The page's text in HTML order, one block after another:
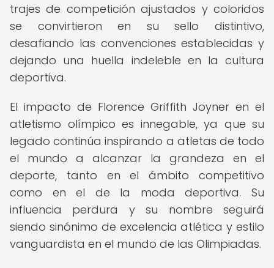
trajes de competición ajustados y coloridos
se convirtieron en su sello distintivo,
desafiando las convenciones establecidas y
dejando una huella indeleble en la cultura
deportiva.
El impacto de Florence Griffith Joyner en el
atletismo olímpico es innegable, ya que su
legado continúa inspirando a atletas de todo
el mundo a alcanzar la grandeza en el
deporte, tanto en el ámbito competitivo
como en el de la moda deportiva. Su
influencia perdura y su nombre seguirá
siendo sinónimo de excelencia atlética y estilo
vanguardista en el mundo de las Olimpiadas.